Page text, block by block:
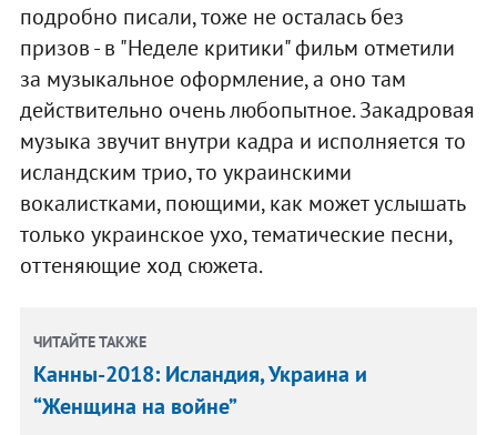
подробно писали, тоже не осталась без
призов - в "Неделе критики" фильм отметили
за музыкальное оформление, а оно там
действительно очень любопытное. Закадровая
музыка звучит внутри кадра и исполняется то
исландским трио, то украинскими
вокалистками, поющими, как может услышать
только украинское ухо, тематические песни,
оттеняющие ход сюжета.
ЧИТАЙТЕ ТАКЖЕ
Канны-2018: Исландия, Украина и
“Женщина на войне”